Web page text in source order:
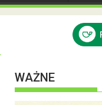
WAŻNE